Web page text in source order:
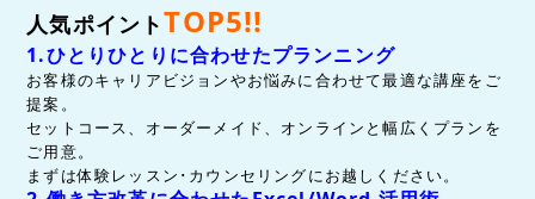
人気ポイントTOP5!!
1.ひとりひとりに合わせたプランニング
お客様のキャリアビジョンやお悩みに合わせて最適な講座をご
提案。
セットコース、オーダーメイド、オンラインと幅広くプランを
ご用意。
まずは体験レッスン･カウンセリングにお越しください。